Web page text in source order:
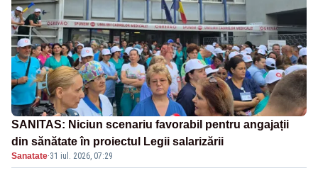
SANITAS: Niciun scenariu favorabil pentru angajații
din sănătate în proiectul Legii salarizării
Sanatate·31 iul. 2026, 07:29